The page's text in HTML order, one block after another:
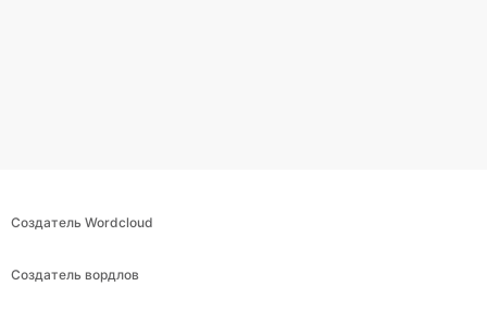
Создатель Wordcloud
Создатель вордлов